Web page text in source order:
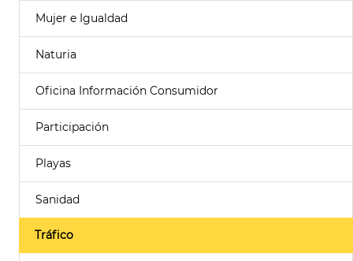
Mujer e Igualdad
Naturia
Oficina Información Consumidor
Participación
Playas
Sanidad
Tráfico